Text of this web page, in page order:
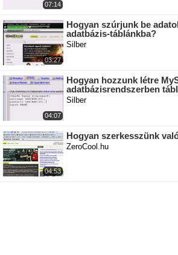
07:14
03:27
Hogyan szúrjunk be
adatbázis-táblánkba?
Silber
04:07
Hogyan hozzunk létre
adatbázisrendszerben
Silber
04:53
Hogyan szerkesszünk
ZeroCool.hu